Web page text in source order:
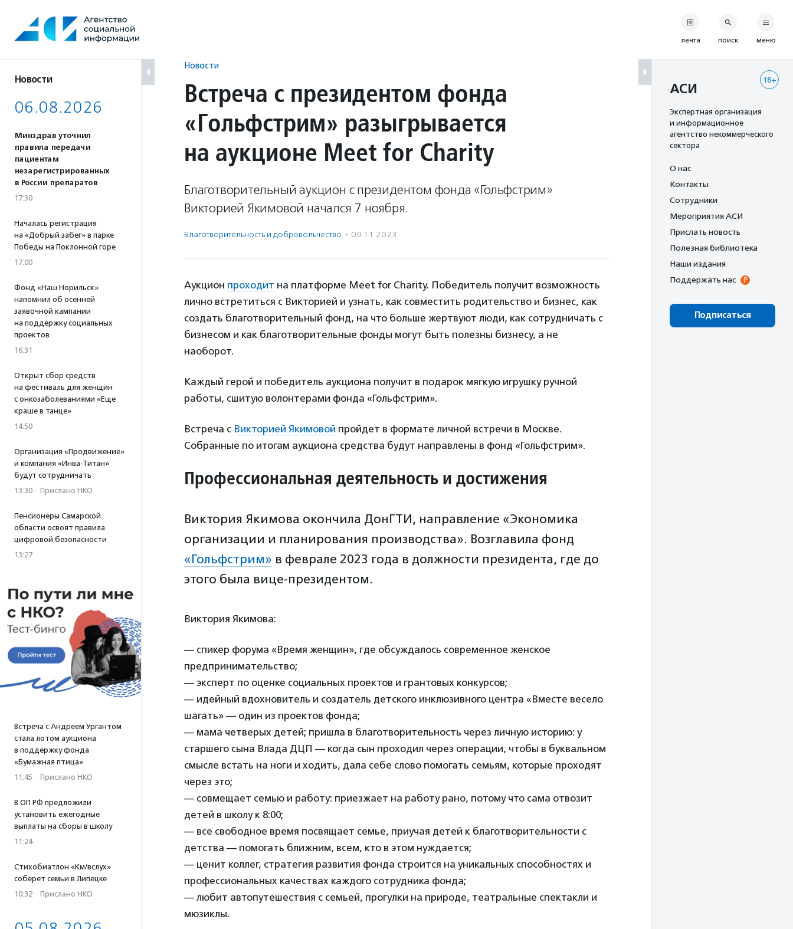
содержанию
Новости
06.08.2026
Минздрав уточнил
правила передачи
пациентам
незарегистрированных
в России препаратов
17:30
Началась регистрация
на «Добрый забег» в парке
Победы на Поклонной горе
17:00
Фонд «Наш Норильск»
напомнил об осенней
заявочной кампании
на поддержку социальных
проектов
16:31
Открыт сбор средств
на фестиваль для женщин
с онкозаболеваниями «Еще
краше в танце»
14:50
Организация «Продвижение»
и компания «Инва-Титан»
будут сотрудничать
13:30 · Прислано НКО
Пенсионеры Самарской
области освоят правила
цифровой безопасности
13:27
Встреча с Андреем Ургантом
стала лотом аукциона
в поддержку фонда
«Бумажная птица»
11:45 · Прислано НКО
В ОП РФ предложили
установить ежегодные
выплаты на сборы в школу
11:24
Стихобиатлон «Км/вслух»
соберет семьи в Липецке
10:32 · Прислано НКО
Новости
Встреча с президентом фонда
«Гольфстрим» разыгрывается
на аукционе Meet for Charity
Благотворительный аукцион с президентом фонда «Гольфстрим»
Викторией Якимовой начался 7 ноября.
Благотвори­тель­ность и доброволь­чест­во · 09.11.2023
Аукцион проходит на платформе Meet for Charity. Победитель получит возможность
лично встретиться с Викторией и узнать, как совместить родительство и бизнес, как
создать благотворительный фонд, на что больше жертвуют люди, как сотрудничать с
бизнесом и как благотворительные фонды могут быть полезны бизнесу, а не
наоборот.
Каждый герой и победитель аукциона получит в подарок мягкую игрушку ручной
работы, сшитую волонтерами фонда «Гольфстрим».
Встреча с Викторией Якимовой пройдет в формате личной встречи в Москве.
Собранные по итогам аукциона средства будут направлены в фонд «Гольфстрим».
Профессиональная деятельность и достижения
Виктория Якимова окончила ДонГТИ, направление «Экономика
организации и планирования производства». Возглавила фонд
«Гольфстрим» в феврале 2023 года в должности президента, где до
этого была вице-президентом.
Виктория Якимова:
— спикер форума «Время женщин», где обсуждалось современное женское
предпринимательство;
— эксперт по оценке социальных проектов и грантовых конкурсов;
— идейный вдохновитель и создатель детского инклюзивного центра «Вместе весело
шагать» — один из проектов фонда;
— мама четверых детей; пришла в благотворительность через личную историю: у
старшего сына Влада ДЦП — когда сын проходил через операции, чтобы в буквальном
смысле встать на ноги и ходить, дала себе слово помогать семьям, которые проходят
через это;
— совмещает семью и работу: приезжает на работу рано, потому что сама отвозит
детей в школу к 8:00;
— все свободное время посвящает семье, приучая детей к благотворительности с
детства — помогать ближним, всем, кто в этом нуждается;
— ценит коллег, стратегия развития фонда строится на уникальных способностях и
профессиональных качествах каждого сотрудника фонда;
— любит автопутешествия с семьей, прогулки на природе, театральные спектакли и
мюзиклы.
лента поиск меню
18+
АСИ
Экспертная организация
и информационное
агентство некоммерческого
сектора
О нас
Контакты
Сотрудники
Мероприятия АСИ
Прислать новость
Полезная библиотека
Наши издания
Поддержать нас
Подписаться